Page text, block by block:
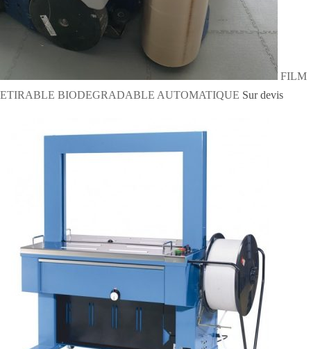
FILM
ETIRABLE BIODEGRADABLE AUTOMATIQUE Sur devis